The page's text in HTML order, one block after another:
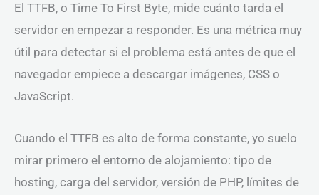
El TTFB, o Time To First Byte, mide cuánto tarda el
servidor en empezar a responder. Es una métrica muy
útil para detectar si el problema está antes de que el
navegador empiece a descargar imágenes, CSS o
JavaScript.
Cuando el TTFB es alto de forma constante, yo suelo
mirar primero el entorno de alojamiento: tipo de
hosting, carga del servidor, versión de PHP, límites de